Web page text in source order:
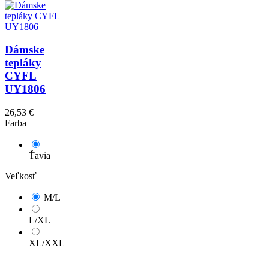
Dámske
tepláky
CYFL
UY1806
26,53 €
Farba
Ťavia
Veľkosť
M/L
L/XL
XL/XXL